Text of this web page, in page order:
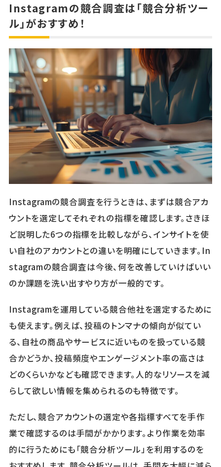
Instagramの競合調査は「競合分析ツー
ル」がおすすめ！
Instagramの競合調査を行うときは、まずは競合アカ
ウントを選定してそれぞれの指標を確認します。さきほ
ど説明した6つの指標を比較しながら、インサイトを使
い自社のアカウントとの違いを明確にしていきます。In
stagramの競合調査は今後、何を改善していけばいい
のか課題を洗い出すやり方が一般的です。
Instagramを運用している競合他社を選定するために
も使えます。例えば、投稿のトンマナの傾向が似てい
る、自社の商品やサービスに近いものを扱っている競
合かどうか、投稿頻度やエンゲージメント率の高さは
どのくらいかなども確認できます。人的なリソースを減
らして欲しい情報を集められるのも特徴です。
ただし、競合アカウントの選定や各指標すべてを手作
業で確認するのは手間がかかります。より作業を効率
的に行うためにも「競合分析ツール」を利用するのを